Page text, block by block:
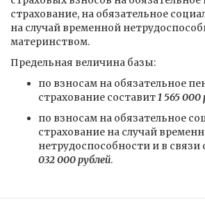
страхование, на обязательное
на случай временной
материнством.
Предельная величина базы:
по взносам на обязательное
страхование составит1 565 000
по взносам на обязательное
страхование на случай
нетрудоспособности и в
032 000 рублей.